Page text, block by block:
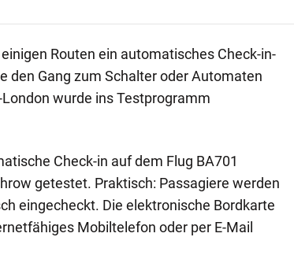
Routen ein automatisches Check-in-
den Gang zum Schalter oder Automaten
wurde ins Testprogramm
Check-in auf dem Flug BA701
getestet. Praktisch: Passagiere werden
eingecheckt. Die elektronische Bordkarte
Mobiltelefon oder per E-Mail